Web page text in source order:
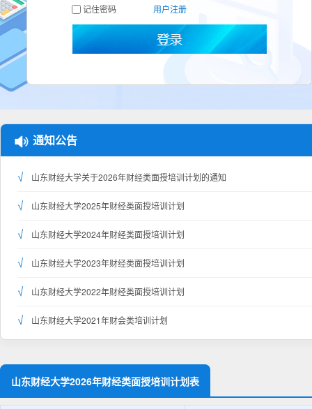
记住密码 用户注册
通知公告
山东财经大学关于2026年财经类面授培训计划的通知
山东财经大学2025年财经类面授培训计划
山东财经大学2024年财经类面授培训计划
山东财经大学2023年财经类面授培训计划
山东财经大学2022年财经类面授培训计划
山东财经大学2021年财会类培训计划
山东财经大学2026年财经类面授培训计划表